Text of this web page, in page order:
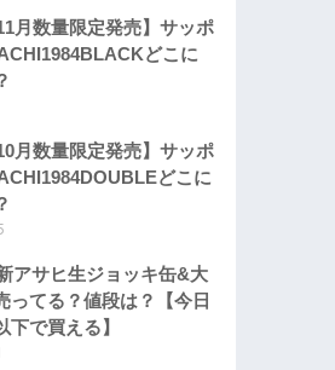
月数量限定発売】サッポ
どこに
月数量限定発売】サッポ
どこに
アサヒ生ジョッキ缶&大
ってる？値段は？【今日
下で買える】